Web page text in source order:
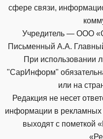
сфере связи,
Учредитель — ООО
Письменный А.А.
При использовании
"СарИнформ"
или на
Редакция не несет
информации в рекламных
выходят с пометкой